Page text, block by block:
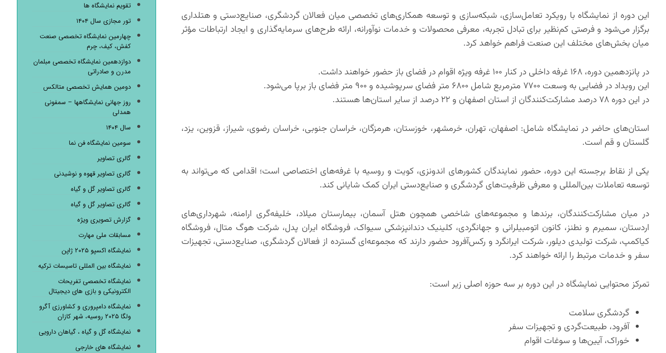
این دوره از نمایشگاه با رویکرد تعامل‌سازی، شبکه‌سازی و توسعه همکاری‌های تخصصی میان فعالان گردشگری، صنایع‌دستی و هتلداری
برگزار می‌شود و فرصتی کم‌نظیر برای تبادل تجربه، معرفی محصولات و خدمات نوآورانه، ارائه طرح‌های سرمایه‌گذاری و ایجاد ارتباطات مؤثر
میان بخش‌های مختلف این صنعت فراهم خواهد کرد.
در پانزدهمین دوره، ۱۶۸ غرفه داخلی در کنار ۱۰۰ غرفه ویژه اقوام در فضای باز حضور خواهند داشت.
این رویداد در فضایی به وسعت ۷۷۰۰ مترمربع شامل ۶۸۰۰ متر فضای سرپوشیده و ۹۰۰ متر فضای باز برپا می‌شود.
در این دوره ۷۸ درصد مشارکت‌کنندگان از استان اصفهان و ۲۲ درصد از سایر استان‌ها هستند.
استان‌های حاضر در نمایشگاه شامل: اصفهان، تهران، خرمشهر، خوزستان، هرمزگان، خراسان جنوبی، خراسان رضوی، شیراز، قزوین، یزد،
گلستان و قم است.
یکی از نقاط برجسته این دوره، حضور نمایندگان کشورهای اندونزی، کویت و روسیه با غرفه‌های اختصاصی است؛ اقدامی که می‌تواند به
توسعه تعاملات بین‌المللی و معرفی ظرفیت‌های گردشگری و صنایع‌دستی ایران کمک شایانی کند.
در میان مشارکت‌کنندگان، برندها و مجموعه‌های شاخصی همچون هتل آسمان، بیمارستان میلاد، خلیفه‌گری ارامنه، شهرداری‌های
اردستان، سمیرم و نطنز، کانون اتومبیلرانی و جهانگردی، کلینیک دندانپزشکی سیواک، فروشگاه ایران پدل، شرکت هوگ متال، فروشگاه
کیاکمپ، شرکت تولیدی دیلور، شرکت ایرانگرد و رکس‌آفرود حضور دارند که مجموعه‌ای گسترده از فعالان گردشگری، صنایع‌دستی، تجهیزات
سفر و خدمات مرتبط را ارائه خواهند کرد.
تمرکز محتوایی نمایشگاه در این دوره بر سه حوزه اصلی زیر است:
گردشگری سلامت
آفرود، طبیعت‌گردی و تجهیزات سفر
خوراک، آیین‌ها و سوغات اقوام
تقویم نمایشگاه ها
تور مجازی سال ۱۴۰۴
چهارمین نمایشگاه تخصصی صنعت
کفش، کیف، چرم
دوازدهمین نمایشگاه تخصصی مبلمان
مدرن و صادراتی
دومین همایش تخصصی متالکس
روز جهانی نمایشگاهها – سمفونی
همدلی
سال ۱۴۰۴
سومین نمایشگاه فن نما
گالری تصاویر
گالری تصاویر قهوه و نوشیدنی
گالری تصاویر گل و گیاه
گالری تصاویر گل و گیاه
گزارش تصویری ویژه
مسابقات ملی مهارت
نمایشگاه اکسپو ۲۰۲۵ ژاپن
نمایشگاه بین المللی تاسیسات ترکیه
نمایشگاه تخصصی تفریحات
الکترونیکی و بازی های دیجیتال
نمایشگاه دامپروری و کشاورزی آگرو
ولگا ۲۰۲۵ روسیه، شهر کازان
نمایشگاه گل و گیاه ، گیاهان دارویی
نمایشگاه های خارجی